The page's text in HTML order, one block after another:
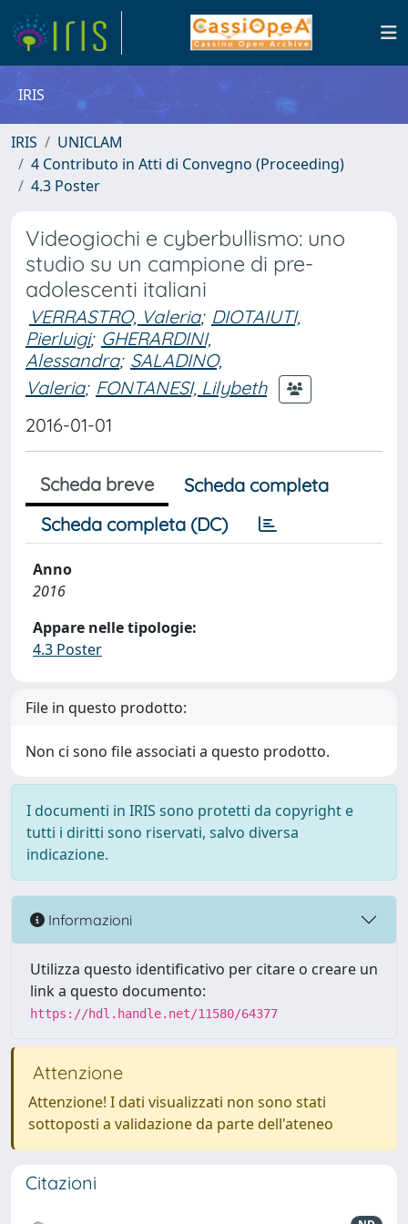
IRIS
IRIS
UNICLAM
4 Contributo in Atti di Convegno (Proceeding)
4.3 Poster
Videogiochi e cyberbullismo: uno
studio su un campione di pre-
adolescenti italiani
VERRASTRO, Valeria; DIOTAIUTI,
Pierluigi; GHERARDINI,
Alessandra; SALADINO,
Valeria; FONTANESI, Lilybeth
2016-01-01
Scheda breve
Scheda completa
Scheda completa (DC)
Anno
2016
Appare nelle tipologie:
4.3 Poster
File in questo prodotto:
Non ci sono file associati a questo prodotto.
I documenti in IRIS sono protetti da copyright e
tutti i diritti sono riservati, salvo diversa
indicazione.
Informazioni
Utilizza questo identificativo per citare o creare un
link a questo documento:
https://hdl.handle.net/11580/64377
Attenzione
Attenzione! I dati visualizzati non sono stati
sottoposti a validazione da parte dell'ateneo
Citazioni